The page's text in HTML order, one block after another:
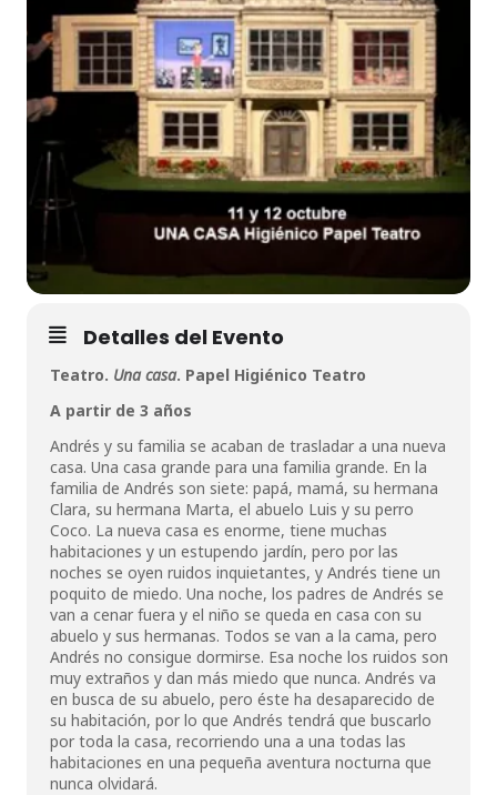
Detalles del Evento
Teatro. Una casa. Papel Higiénico Teatro
A partir de 3 años
Andrés y su familia se acaban de trasladar a una nueva
casa. Una casa grande para una familia grande. En la
familia de Andrés son siete: papá, mamá, su hermana
Clara, su hermana Marta, el abuelo Luis y su perro
Coco. La nueva casa es enorme, tiene muchas
habitaciones y un estupendo jardín, pero por las
noches se oyen ruidos inquietantes, y Andrés tiene un
poquito de miedo. Una noche, los padres de Andrés se
van a cenar fuera y el niño se queda en casa con su
abuelo y sus hermanas. Todos se van a la cama, pero
Andrés no consigue dormirse. Esa noche los ruidos son
muy extraños y dan más miedo que nunca. Andrés va
en busca de su abuelo, pero éste ha desaparecido de
su habitación, por lo que Andrés tendrá que buscarlo
por toda la casa, recorriendo una a una todas las
habitaciones en una pequeña aventura nocturna que
nunca olvidará.